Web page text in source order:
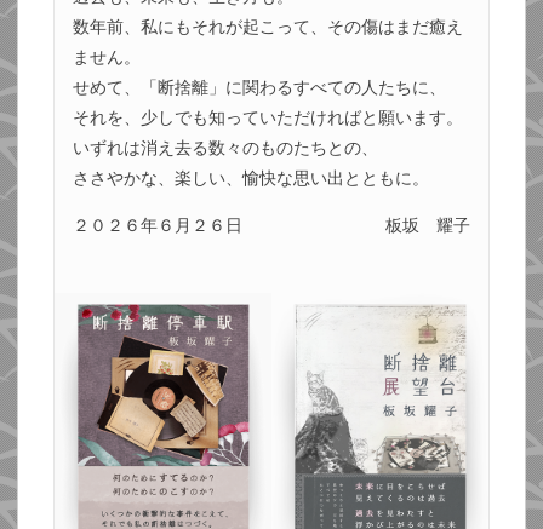
数年前、私にもそれが起こって、その傷はまだ癒え
ません。
せめて、「断捨離」に関わるすべての人たちに、
それを、少しでも知っていただければと願います。
いずれは消え去る数々のものたちとの、
ささやかな、楽しい、愉快な思い出とともに。
２０２６年６月２６日 板坂 耀子